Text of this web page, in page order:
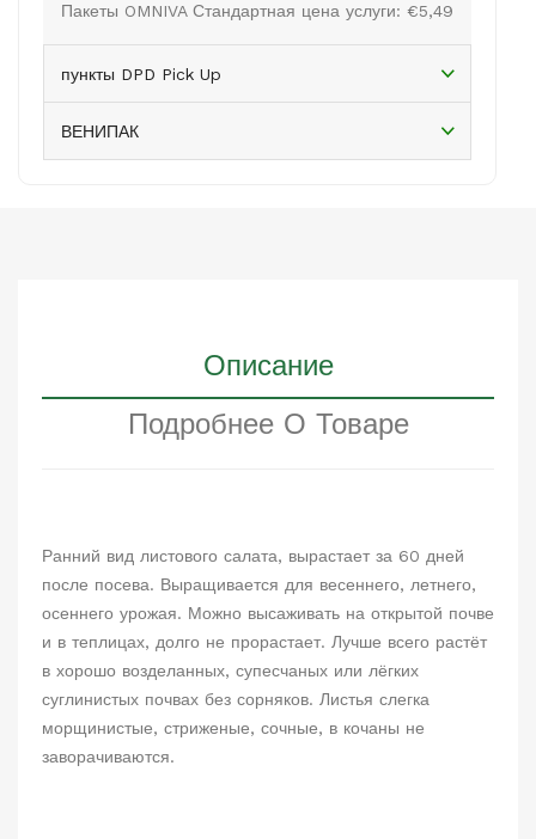
Пакеты OMNIVA Стандартная цена услуги: €5,49
пункты DPD Pick Up
ВЕНИПАК
Описание
Подробнее О Товаре
Ранний вид листового салата, вырастает за 60 дней
после посева. Выращивается для весеннего, летнего,
осеннего урожая. Можно высаживать на открытой почве
и в теплицах, долго не прорастает. Лучше всего растёт
в хорошо возделанных, супесчаных или лёгких
суглинистых почвах без сорняков. Листья слегка
морщинистые, стриженые, сочные, в кочаны не
заворачиваются.